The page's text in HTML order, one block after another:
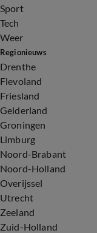
Sport
Tech
Weer
Regionieuws
Drenthe
Flevoland
Friesland
Gelderland
Groningen
Limburg
Noord-Brabant
Noord-Holland
Overijssel
Utrecht
Zeeland
Zuid-Holland